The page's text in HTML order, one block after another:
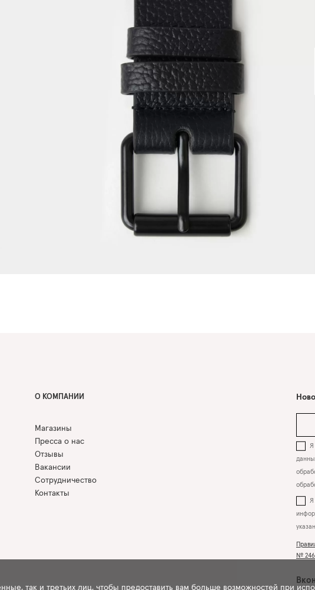
О КОМПАНИИ
Магазины
Пресса о нас
Отзывы
Вакансии
Сотрудничество
Контакты
Я
Я
№
так и третьих лиц, чтобы предоставить вам больше возможностей при